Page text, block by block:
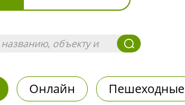
Онлайн Пешеходные